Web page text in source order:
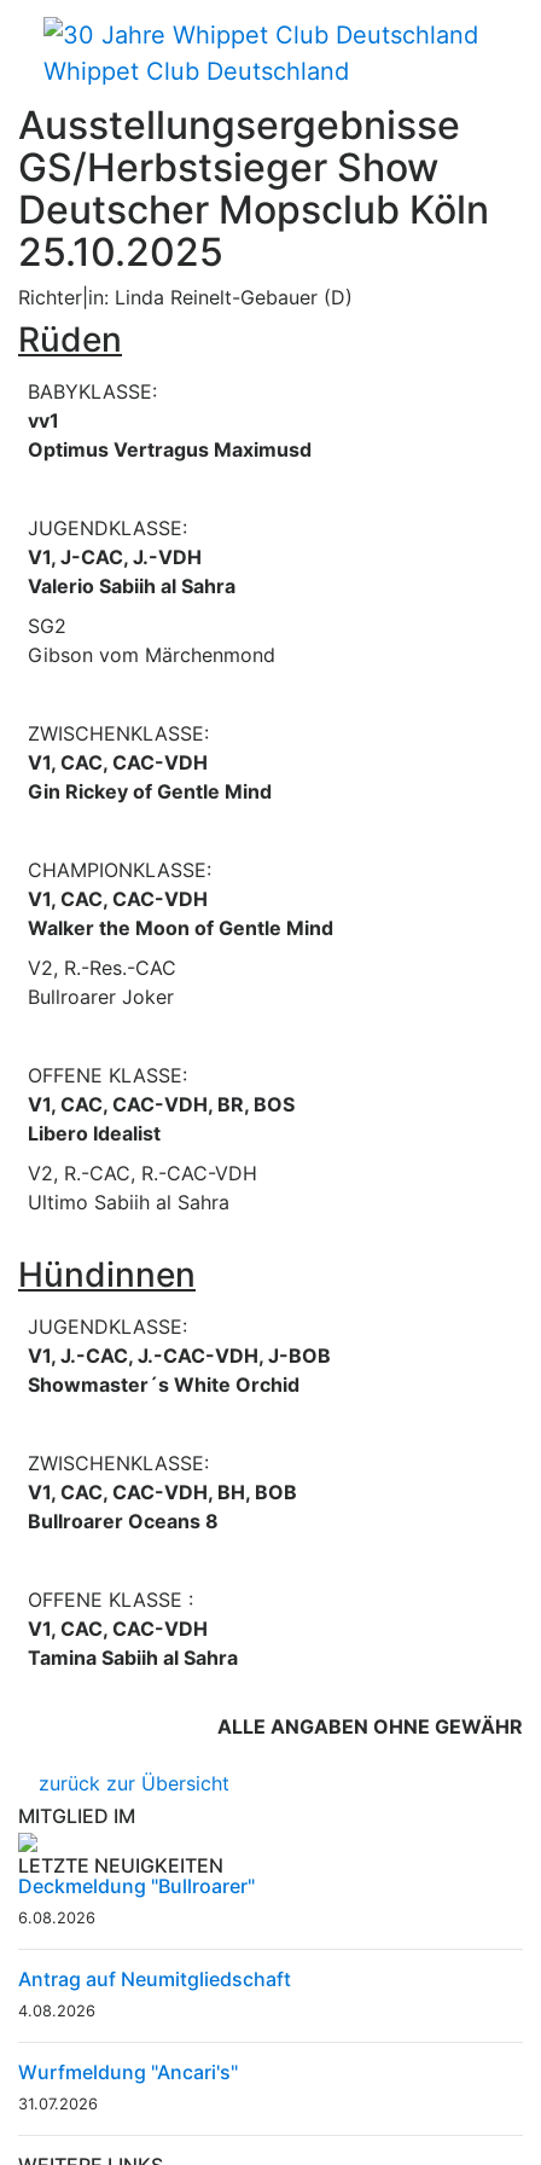
Whippet Club Deutschland
Ausstellungsergebnisse
GS/Herbstsieger Show
Deutscher Mopsclub Köln
25.10.2025
Richter|in: Linda Reinelt-Gebauer (D)
Rüden
BABYKLASSE:
vv1
Optimus Vertragus Maximusd
JUGENDKLASSE:
V1, J-CAC, J.-VDH
Valerio Sabiih al Sahra
SG2
Gibson vom Märchenmond
ZWISCHENKLASSE:
V1, CAC, CAC-VDH
Gin Rickey of Gentle Mind
CHAMPIONKLASSE:
V1, CAC, CAC-VDH
Walker the Moon of Gentle Mind
V2, R.-Res.-CAC
Bullroarer Joker
OFFENE KLASSE:
V1, CAC, CAC-VDH, BR, BOS
Libero Idealist
V2, R.-CAC, R.-CAC-VDH
Ultimo Sabiih al Sahra
Hündinnen
JUGENDKLASSE:
V1, J.-CAC, J.-CAC-VDH, J-BOB
Showmaster´s White Orchid
ZWISCHENKLASSE:
V1, CAC, CAC-VDH, BH, BOB
Bullroarer Oceans 8
OFFENE KLASSE :
V1, CAC, CAC-VDH
Tamina Sabiih al Sahra
ALLE ANGABEN OHNE GEWÄHR
zurück zur Übersicht
MITGLIED IM
LETZTE NEUIGKEITEN
Deckmeldung "Bullroarer"
6.08.2026
Antrag auf Neumitgliedschaft
4.08.2026
Wurfmeldung "Ancari's"
31.07.2026